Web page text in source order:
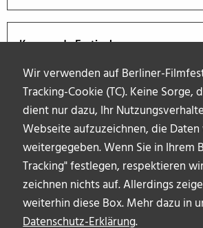
Wir verwenden auf Berliner-
Tracking-Cookie (TC). Keine Sorge,
dient nur dazu, Ihr
Webseite aufzuzeichnen, die
weitergegeben. Wenn Sie in Ihrem
Tracking" festlegen, respektieren
zeichnen nichts auf. Allerdings
weiterhin diese Box. Mehr dazu in
Datenschutz-Erklärung.
Kommende Festivals